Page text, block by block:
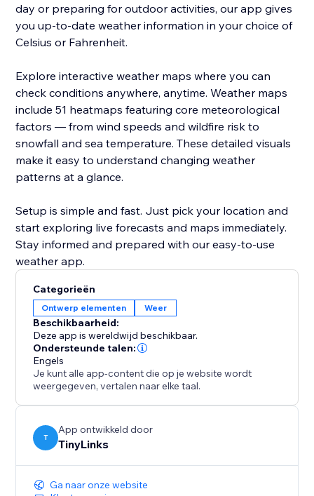
day or preparing for outdoor activities, our app gives
you up-to-date weather information in your choice of
Celsius or Fahrenheit.
Explore interactive weather maps where you can
check conditions anywhere, anytime. Weather maps
include 51 heatmaps featuring core meteorological
factors — from wind speeds and wildfire risk to
snowfall and sea temperature. These detailed visuals
make it easy to understand changing weather
patterns at a glance.
Setup is simple and fast. Just pick your location and
start exploring live forecasts and maps immediately.
Stay informed and prepared with our easy-to-use
weather app.
Categorieën
Ontwerp elementen Weer
Beschikbaarheid:
Deze app is wereldwijd beschikbaar.
Ondersteunde talen:
Engels
Je kunt alle app-content die op je website wordt
weergegeven, vertalen naar elke taal.
T
App ontwikkeld door
TinyLinks
Ga naar onze website